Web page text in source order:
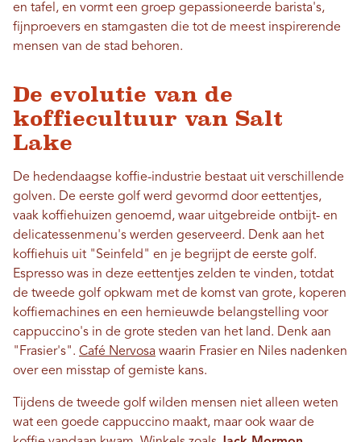
en tafel, en vormt een groep gepassioneerde barista's,
fijnproevers en stamgasten die tot de meest inspirerende
mensen van de stad behoren.
De evolutie van de
koffiecultuur van Salt
Lake
De hedendaagse koffie-industrie bestaat uit verschillende
golven. De eerste golf werd gevormd door eettentjes,
vaak koffiehuizen genoemd, waar uitgebreide ontbijt- en
delicatessenmenu's werden geserveerd. Denk aan het
koffiehuis uit "Seinfeld" en je begrijpt de eerste golf.
Espresso was in deze eettentjes zelden te vinden, totdat
de tweede golf opkwam met de komst van grote, koperen
koffiemachines en een hernieuwde belangstelling voor
cappuccino's in de grote steden van het land. Denk aan
"Frasier's". Café Nervosa waarin Frasier en Niles nadenken
over een misstap of gemiste kans.
Tijdens de tweede golf wilden mensen niet alleen weten
wat een goede cappuccino maakt, maar ook waar de